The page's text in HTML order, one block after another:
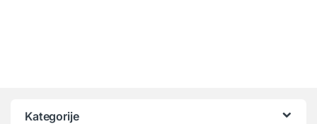
Kategorije